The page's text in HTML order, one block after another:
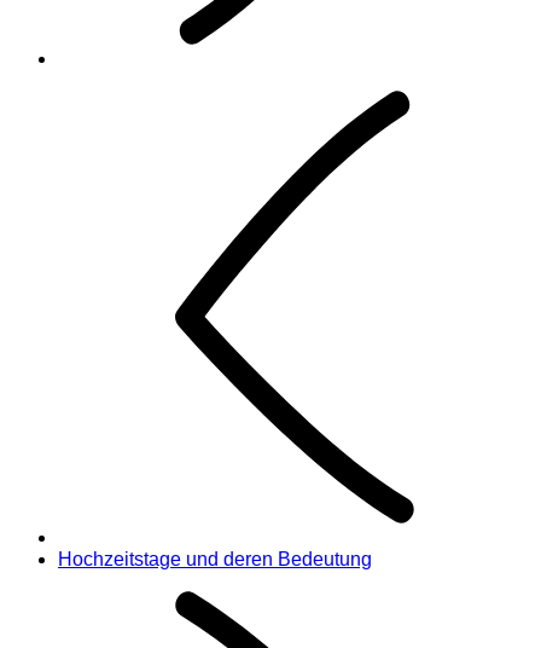
Hochzeitstage und deren Bedeutung